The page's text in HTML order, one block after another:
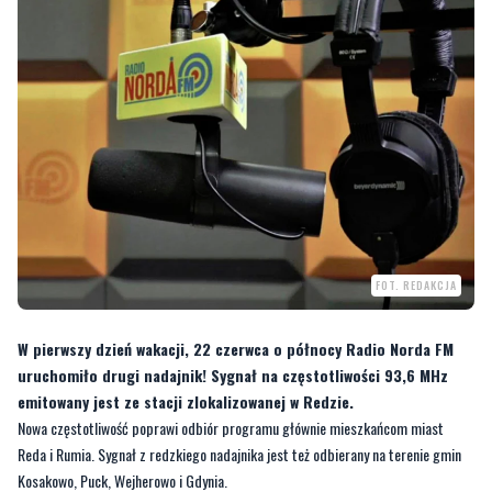
FOT. REDAKCJA
W pierwszy dzień wakacji, 22 czerwca o północy Radio Norda FM
uruchomiło drugi nadajnik! Sygnał na częstotliwości 93,6 MHz
Nowa częstotliwość poprawi odbiór programu głównie mieszkańcom miast
Reda i Rumia. Sygnał z redzkiego nadajnika jest też odbierany na terenie gmin
Kosakowo, Puck, Wejherowo i Gdynia.
CZYTAJ TEŻ: Motocyklem uderzyła w barierkę.
Zmarła w szpitalu